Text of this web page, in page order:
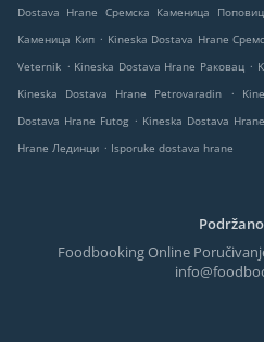
Dostava Hrane Сремска Каменица
Каменица Кип . Kineska Dostava Hrane
Veternik . Kineska Dostava Hrane Раковац .
Kineska Dostava Hrane Petrovaradin
.
Dostava Hrane Futog . Kineska Dostava
Hrane Лединци . Isporuke dostava hrane
Foodbooking Online